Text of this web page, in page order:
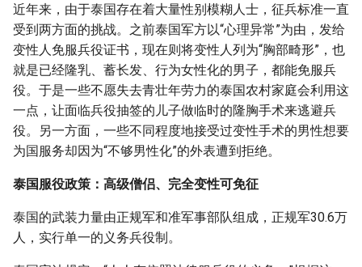
近年来，由于泰国存在着大量性别模糊人士，征兵标准一直
受到两方面的挑战。之前泰国军方以“心理异常”为由，发给
变性人免服兵役证书，现在则将变性人列为“胸部畸形”，也
就是已经隆乳、蓄长发、行为女性化的男子，都能免服兵
役。于是一些不愿失去青壮年劳力的泰国农村家庭会利用这
一点，让面临兵役抽签的儿子做临时的隆胸手术来逃避兵
役。另一方面，一些不同程度地接受过变性手术的男性想要
为国服务却因为“不够男性化”的外表遭到拒绝。
泰国服役政策：高级僧侣、完全变性可免征
泰国的武装力量由正规军和准军事部队组成，正规军30.6万
人，实行单一的义务兵役制。